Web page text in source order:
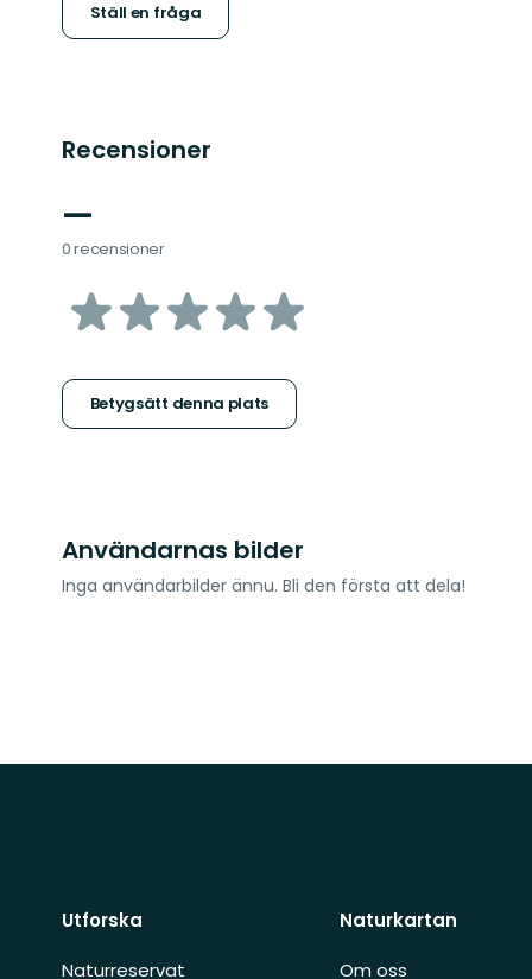
Ställ en fråga
Recensioner
—
0 recensioner
av
stjärnor
Betygsätt denna plats
Användarnas bilder
Inga användarbilder ännu. Bli den första att dela!
Utforska
Naturreservat
Naturkartan
Om oss